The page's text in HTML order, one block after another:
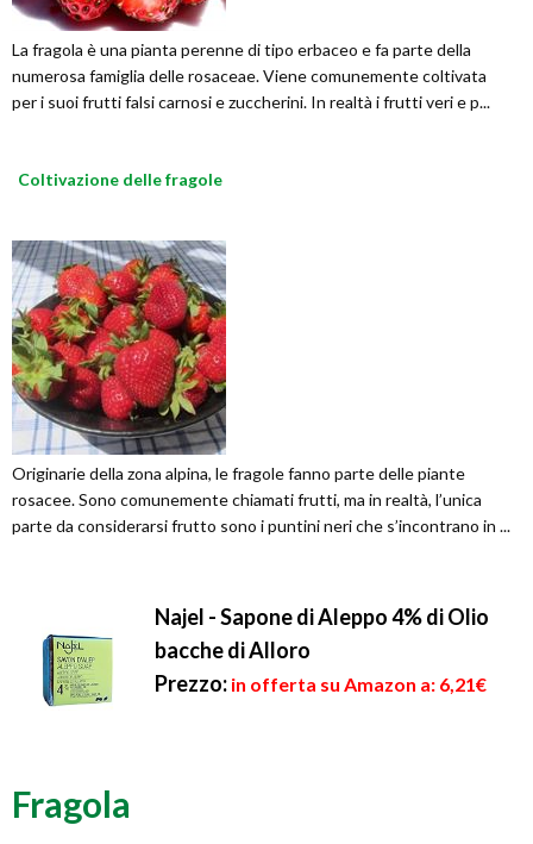
La fragola è una pianta perenne di tipo erbaceo e fa parte della
numerosa famiglia delle rosaceae. Viene comunemente coltivata
per i suoi frutti falsi carnosi e zuccherini. In realtà i frutti veri e p...
Coltivazione delle fragole
Originarie della zona alpina, le fragole fanno parte delle piante
rosacee. Sono comunemente chiamati frutti, ma in realtà, l’unica
parte da considerarsi frutto sono i puntini neri che s’incontrano in ...
Najel - Sapone di Aleppo 4% di Olio
bacche di Alloro
Prezzo: in offerta su Amazon a: 6,21€
Fragola